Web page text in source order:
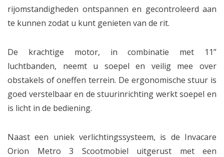
rijomstandigheden ontspannen en gecontroleerd aan
te kunnen zodat u kunt genieten van de rit.
De krachtige motor, in combinatie met 11”
luchtbanden, neemt u soepel en veilig mee over
obstakels of oneffen terrein. De ergonomische stuur is
goed verstelbaar en de stuurinrichting werkt soepel en
is licht in de bediening.
Naast een uniek verlichtingssysteem, is de Invacare
Orion Metro 3 Scootmobiel uitgerust met een